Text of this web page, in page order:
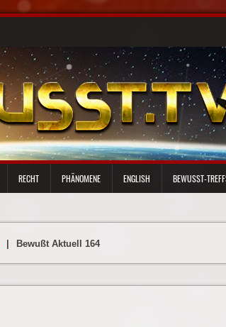
RECHT PHÄNOMENE ENGLISH BEWUSST-TREFFS
Bewußt Aktuell 164